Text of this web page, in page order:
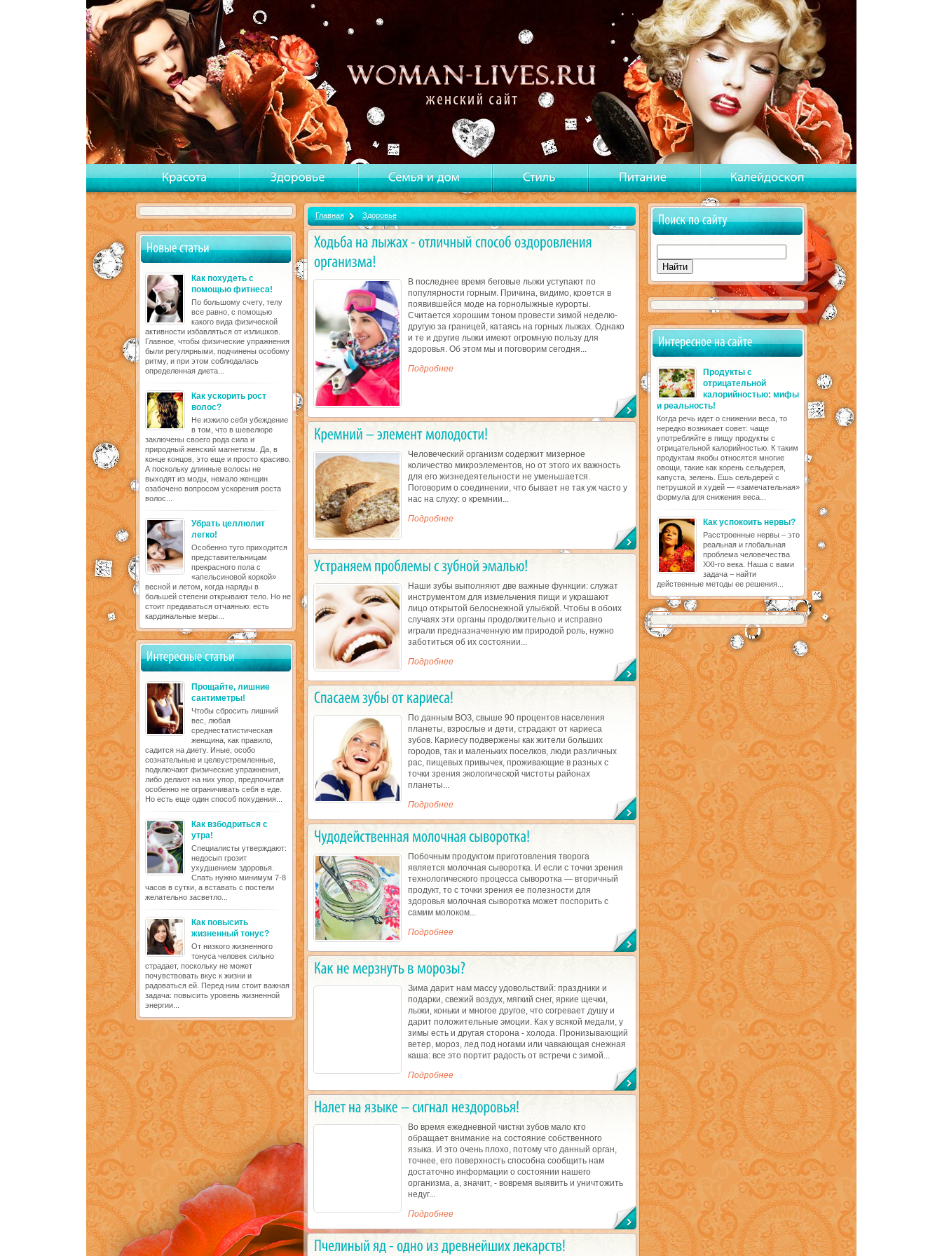
Как похудеть с
помощью фитнеса!
По большому счету, телу
все равно, с помощью
какого вида физической
активности избавляться от излишков.
Главное, чтобы физические упражнения
были регулярными, подчинены особому
ритму, и при этом соблюдалась
определенная диета...
Как ускорить рост
волос?
Не изжило себя убеждение
в том, что в шевелюре
заключены своего рода сила и
природный женский магнетизм. Да, в
конце концов, это еще и просто красиво.
А поскольку длинные волосы не
выходят из моды, немало женщин
озабочено вопросом ускорения роста
волос...
Убрать целлюлит
легко!
Особенно туго приходится
представительницам
прекрасного пола с
«апельсиновой коркой»
весной и летом, когда наряды в
большей степени открывают тело. Но не
стоит предаваться отчаянью: есть
кардинальные меры...
Прощайте, лишние
сантиметры!
Чтобы сбросить лишний
вес, любая
среднестатистическая
женщина, как правило,
садится на диету. Иные, особо
сознательные и целеустремленные,
подключают физические упражнения,
либо делают на них упор, предпочитая
особенно не ограничивать себя в еде.
Но есть еще один способ похудения...
Как взбодриться с
утра!
Специалисты утверждают:
недосып грозит
ухудшением здоровья.
Спать нужно минимум 7-8
часов в сутки, а вставать с постели
желательно засветло...
Как повысить
жизненный тонус?
От низкого жизненного
тонуса человек сильно
страдает, поскольку не может
почувствовать вкус к жизни и
радоваться ей. Перед ним стоит важная
задача: повысить уровень жизненной
энергии...
Продукты с
отрицательной
калорийностью: мифы
и реальность!
Когда речь идет о снижении веса, то
нередко возникает совет: чаще
употребляйте в пищу продукты с
отрицательной калорийностью. К таким
продуктам якобы относятся многие
овощи, такие как корень сельдерея,
капуста, зелень. Ешь сельдерей с
петрушкой и худей — «замечательная»
формула для снижения веса...
Как успокоить нервы?
Расстроенные нервы – это
реальная и глобальная
проблема человечества
XXI-го века. Наша с вами
задача – найти
действенные методы ее решения...
Главная Здоровье
В последнее время беговые лыжи уступают по
популярности горным. Причина, видимо, кроется в
появившейся моде на горнолыжные курорты.
Считается хорошим тоном провести зимой неделю-
другую за границей, катаясь на горных лыжах. Однако
и те и другие лыжи имеют огромную пользу для
здоровья. Об этом мы и поговорим сегодня...
Подробнее
Человеческий организм содержит мизерное
количество микроэлементов, но от этого их важность
для его жизнедеятельности не уменьшается.
Поговорим о соединении, что бывает не так уж часто у
нас на слуху: о кремнии...
Подробнее
Наши зубы выполняют две важные функции: служат
инструментом для измельчения пищи и украшают
лицо открытой белоснежной улыбкой. Чтобы в обоих
случаях эти органы продолжительно и исправно
играли предназначенную им природой роль, нужно
заботиться об их состоянии...
Подробнее
По данным ВОЗ, свыше 90 процентов населения
планеты, взрослые и дети, страдают от кариеса
зубов. Кариесу подвержены как жители больших
городов, так и маленьких поселков, люди различных
рас, пищевых привычек, проживающие в разных с
точки зрения экологической чистоты районах
планеты...
Подробнее
Побочным продуктом приготовления творога
является молочная сыворотка. И если с точки зрения
технологического процесса сыворотка — вторичный
продукт, то с точки зрения ее полезности для
здоровья молочная сыворотка может поспорить с
самим молоком...
Подробнее
Зима дарит нам массу удовольствий: праздники и
подарки, свежий воздух, мягкий снег, яркие щечки,
лыжи, коньки и многое другое, что согревает душу и
дарит положительные эмоции. Как у всякой медали, у
зимы есть и другая сторона - холода. Пронизывающий
ветер, мороз, лед под ногами или чавкающая снежная
каша: все это портит радость от встречи с зимой...
Подробнее
Во время ежедневной чистки зубов мало кто
обращает внимание на состояние собственного
языка. И это очень плохо, потому что данный орган,
точнее, его поверхность способна сообщить нам
достаточно информации о состоянии нашего
организма, а, значит, - вовремя выявить и уничтожить
недуг...
Подробнее